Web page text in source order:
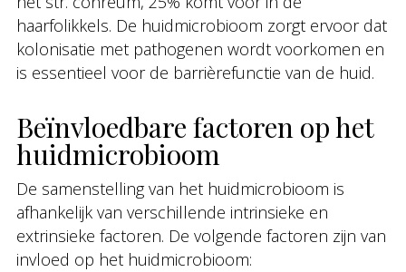
haarfolikkels. De huidmicrobioom zorgt ervoor dat
kolonisatie met pathogenen wordt voorkomen en
is essentieel voor de barrièrefunctie van de huid.
Beïnvloedbare factoren op het
huidmicrobioom
De samenstelling van het huidmicrobioom is
afhankelijk van verschillende intrinsieke en
extrinsieke factoren. De volgende factoren zijn van
invloed op het huidmicrobioom: